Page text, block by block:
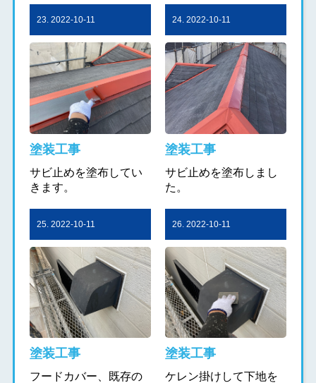
23. 2022-10-11
塗装工事
サビ止めを塗布してい
きます。
24. 2022-10-11
塗装工事
サビ止めを塗布しまし
た。
25. 2022-10-11
塗装工事
フードカバー、既存の
26. 2022-10-11
塗装工事
ケレン掛けして下地を